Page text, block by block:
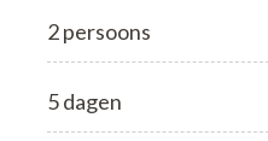
2 persoons
5 dagen